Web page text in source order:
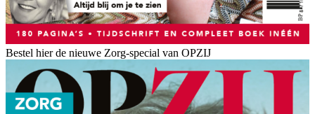
Bestel hier de nieuwe Zorg-special van OPZIJ